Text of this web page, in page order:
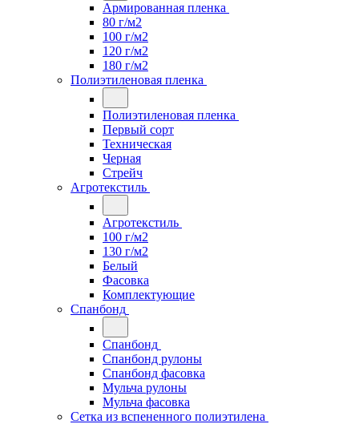
Армированная пленка
80 г/м2
100 г/м2
120 г/м2
180 г/м2
Полиэтиленовая пленка
Полиэтиленовая пленка
Первый сорт
Техническая
Черная
Стрейч
Агротекстиль
Агротекстиль
100 г/м2
130 г/м2
Белый
Фасовка
Комплектующие
Спанбонд
Спанбонд
Спанбонд рулоны
Спанбонд фасовка
Мульча рулоны
Мульча фасовка
Сетка из вспененного полиэтилена